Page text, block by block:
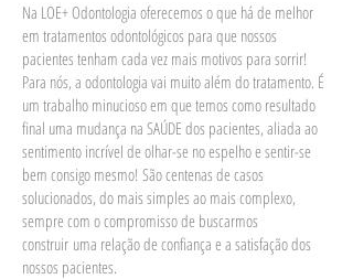
Na LOE+ Odontologia oferecemos o que há de melhor
em tratamentos odontológicos para que nossos
pacientes tenham cada vez mais motivos para sorrir!
Para nós, a odontologia vai muito além do tratamento. É
um trabalho minucioso em que temos como resultado
final uma mudança na SAÚDE dos pacientes, aliada ao
sentimento incrível de olhar-se no espelho e sentir-se
bem consigo mesmo! São centenas de casos
solucionados, do mais simples ao mais complexo,
sempre com o compromisso de buscarmos
construir uma relação de confiança e a satisfação dos
nossos pacientes.